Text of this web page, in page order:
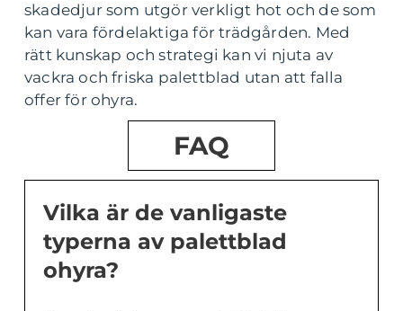
skadedjur som utgör verkligt hot och de som
kan vara fördelaktiga för trädgården. Med
rätt kunskap och strategi kan vi njuta av
vackra och friska palettblad utan att falla
offer för ohyra.
FAQ
Vilka är de vanligaste
typerna av palettblad
ohyra?